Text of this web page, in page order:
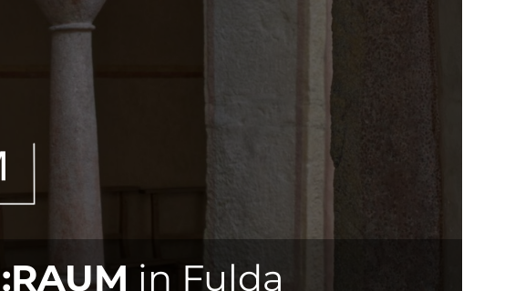
:RAUM in Fulda